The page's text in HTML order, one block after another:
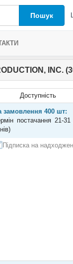
Пошук
INC.
Доступність
замовлення 400 шт:
постачання 21-31
Підписка на